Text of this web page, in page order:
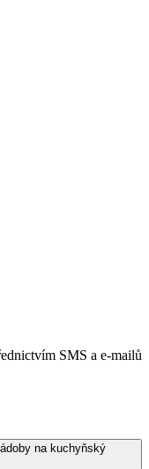
SMS a e-mailů
na kuchyňský